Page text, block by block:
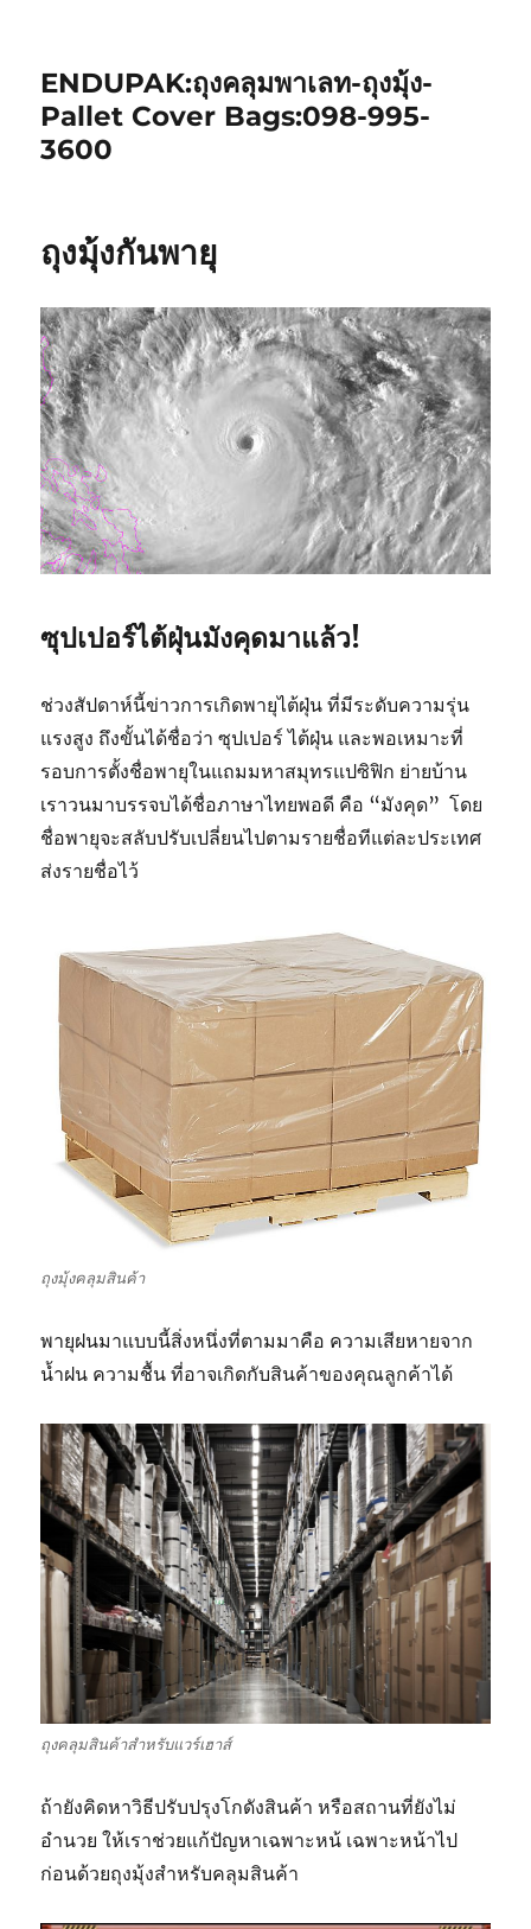
ENDUPAK:ถุงคลุมพาเลท-ถุงมุ้ง-
Pallet Cover Bags:098-995-
3600
ถุงมุ้งกันพายุ
ซุปเปอร์ไต้ฝุ่นมังคุดมาแล้ว!
ช่วงสัปดาห์นี้ข่าวการเกิดพายุไต้ฝุ่น ที่มีระดับความรุ่น
แรงสูง ถึงขั้นได้ชื่อว่า ซุปเปอร์ ไต้ฝุ่น และพอเหมาะที่
รอบการตั้งชื่อพายุในแถมมหาสมุทรแปซิฟิก ย่ายบ้าน
เราวนมาบรรจบได้ชื่อภาษาไทยพอดี คือ “มังคุด” โดย
ชื่อพายุจะสลับปรับเปลี่ยนไปตามรายชื่อทีแต่ละประเทศ
ส่งรายชื่อไว้
ถุงมุ้งคลุมสินค้า
พายุฝนมาแบบนี้สิ่งหนึ่งที่ตามมาคือ ความเสียหายจาก
น้ำฝน ความชื้น ที่อาจเกิดกับสินค้าของคุณลูกค้าได้
ถุงคลุมสินค้าสำหรับแวร์เฮาส์
ถ้ายังคิดหาวิธีปรับปรุงโกดังสินค้า หรือสถานที่ยังไม่
อำนวย ให้เราช่วยแก้ปัญหาเฉพาะหน้ เฉพาะหน้าไป
ก่อนด้วยถุงมุ้งสำหรับคลุมสินค้า